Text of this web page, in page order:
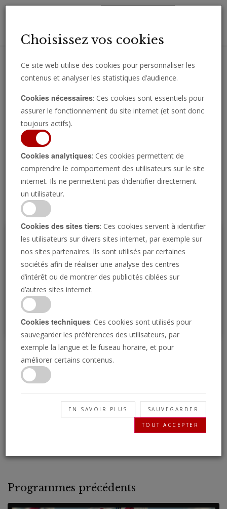
importantes directement par e-mail.
Regarder l’émission
P
Allemagne : Un dirigeant
fort est imminent
30/01/2018 • 80 Secondes
L'Allemagne semble forte et stable, mais une
Programmes précédents
Choisissez vos cookies
Ce site web utilise des cookies pour personnaliser les
contenus et analyser les statistiques d’audience.
Cookies nécessaires: Ces cookies sont essentiels pour
assurer le fonctionnement du site internet (et sont donc
toujours actifs).
Cookies analytiques: Ces cookies permettent de
comprendre le comportement des utilisateurs sur le site
internet. Ils ne permettent pas d’identifier directement
un utilisateur.
Cookies des sites tiers: Ces cookies servent à identifier
les utilisateurs sur divers sites internet, par exemple sur
nos sites partenaires. Ils sont utilisés par certaines
sociétés afin de réaliser une analyse des centres
d’intérêt ou de montrer des publicités ciblées sur
d’autres sites internet.
Cookies techniques: Ces cookies sont utilisés pour
sauvegarder les préférences des utilisateurs, par
exemple la langue et le fuseau horaire, et pour
améliorer certains contenus.
EN SAVOIR PLUS SAUVEGARDER
TOUT ACCEPTER